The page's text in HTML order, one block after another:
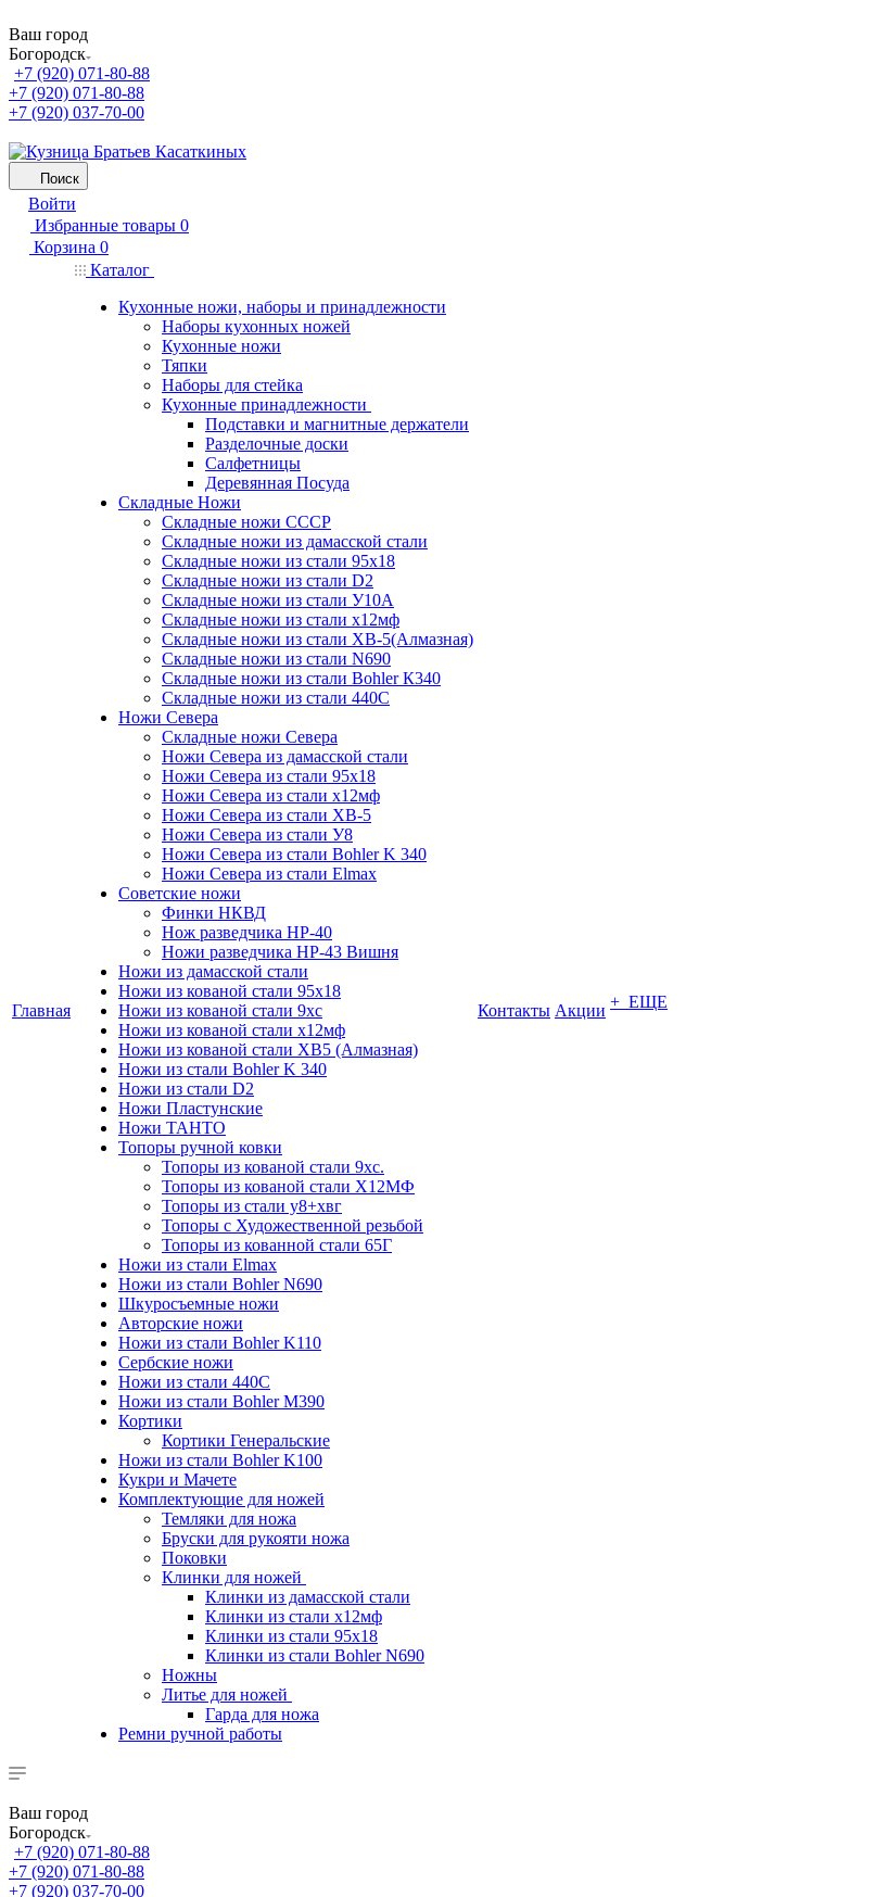
Ваш город
Богородск
+7 (920) 071-80-88
+7 (920) 071-80-88
+7 (920) 037-70-00
Поиск
Войти
Избранные товары 0
Корзина 0
Главная
Каталог
Кухонные ножи, наборы и принадлежности
Наборы кухонных ножей
Кухонные ножи
Тяпки
Наборы для стейка
Кухонные принадлежности
Подставки и магнитные держатели
Разделочные доски
Салфетницы
Деревянная Посуда
Складные Ножи
Cкладные ножи СССР
Складные ножи из дамасской стали
Складные ножи из стали 95х18
Складные ножи из стали D2
Складные ножи из стали У10А
Складные ножи из стали х12мф
Складные ножи из стали ХВ-5(Алмазная)
Складные ножи из стали N690
Складные ножи из стали Bohler К340
Складные ножи из стали 440С
Ножи Севера
Складные ножи Севера
Ножи Севера из дамасской стали
Ножи Севера из стали 95х18
Ножи Севера из стали х12мф
Ножи Севера из стали ХВ-5
Ножи Севера из стали У8
Ножи Севера из стали Bohler K 340
Ножи Севера из стали Elmax
Советские ножи
Финки НКВД
Нож разведчика НР-40
Ножи разведчика НР-43 Вишня
Ножи из дамасской стали
Ножи из кованой стали 95х18
Ножи из кованой стали 9хс
Ножи из кованой стали х12мф
Ножи из кованой стали ХВ5 (Алмазная)
Ножи из стали Bohler K 340
Ножи из стали D2
Ножи Пластунские
Ножи ТАНТО
Топоры ручной ковки
Топоры из кованой стали 9хс.
Топоры из кованой стали Х12МФ
Топоры из стали у8+хвг
Топоры с Художественной резьбой
Топоры из кованной стали 65Г
Ножи из стали Elmax
Ножи из стали Bohler N690
Шкуросъемные ножи
Авторские ножи
Ножи из стали Bohler K110
Сербские ножи
Ножи из стали 440С
Ножи из стали Bohler M390
Кортики
Кортики Генеральские
Ножи из стали Bohler K100
Кукри и Мачете
Комплектующие для ножей
Темляки для ножа
Бруски для рукояти ножа
Поковки
Клинки для ножей
Клинки из дамасской стали
Клинки из стали х12мф
Клинки из стали 95х18
Клинки из стали Bohler N690
Ножны
Литье для ножей
Гарда для ножа
Ремни ручной работы
Контакты Акции + ЕЩЕ
Ваш город
Богородск
+7 (920) 071-80-88
+7 (920) 071-80-88
+7 (920) 037-70-00